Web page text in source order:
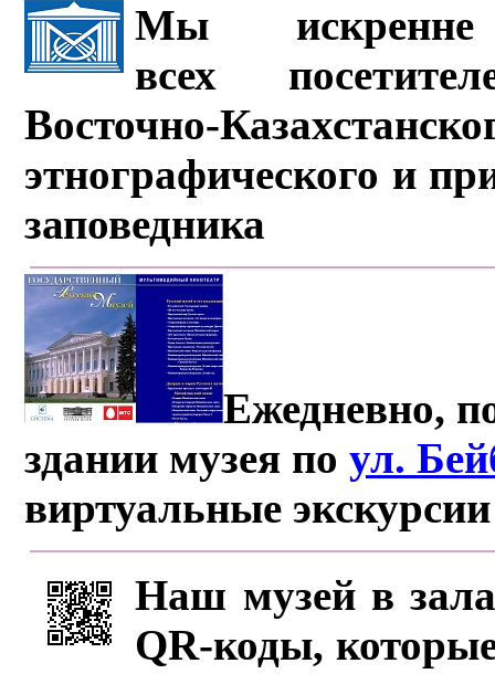
Мы искренне
всех
Восточно-
этнографического и
заповедника
Ежедневно,
здании музея поул.
виртуальные
Наш музей в
QR-коды,